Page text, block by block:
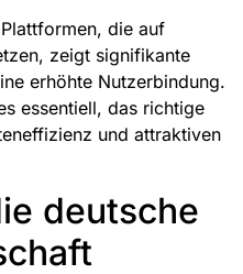
die auf
zeigt signifikante
erhöhte Nutzerbindung.
essentiell, das richtige
und attraktiven
deutsche